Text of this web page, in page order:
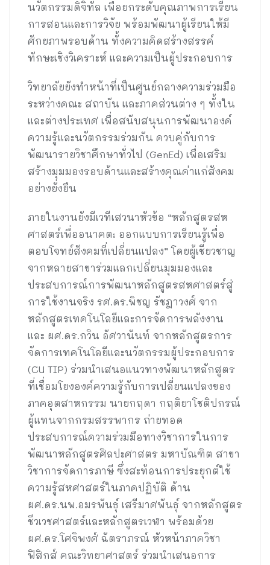
นวัตกรรมดิจิทัล เพื่อยกระดับคุณภาพการเรียน
การสอนและการวิจัย พร้อมพัฒนาผู้เรียนให้มี
ศักยภาพรอบด้าน ทั้งความคิดสร้างสรรค์
ทักษะเชิงวิเคราะห์ และความเป็นผู้ประกอบการ
วิทยาลัยยังทำหน้าที่เป็นศูนย์กลางความร่วมมือ
ระหว่างคณะ สถาบัน และภาคส่วนต่าง ๆ ทั้งใน
และต่างประเทศ เพื่อสนับสนุนการพัฒนาองค์
ความรู้และนวัตกรรมร่วมกัน ควบคู่กับการ
พัฒนารายวิชาศึกษาทั่วไป (GenEd) เพื่อเสริม
สร้างมุมมองรอบด้านและสร้างคุณค่าแก่สังคม
อย่างยั่งยืน
ภายในงานยังมีเวทีเสวนาหัวข้อ “หลักสูตรสห
ศาสตร์เพื่ออนาคต: ออกแบบการเรียนรู้เพื่อ
ตอบโจทย์สังคมที่เปลี่ยนแปลง” โดยผู้เชี่ยวชาญ
จากหลายสาขาร่วมแลกเปลี่ยนมุมมองและ
ประสบการณ์การพัฒนาหลักสูตรสหศาสตร์สู่
การใช้งานจริง รศ.ดร.พิชญ รัชฎาวงศ์ จาก
หลักสูตรเทคโนโลยีและการจัดการพลังงาน
และ ผศ.ดร.กวิน อัศวานันท์ จากหลักสูตรการ
จัดการเทคโนโลยีและนวัตกรรมผู้ประกอบการ
(CU TIP) ร่วมนำเสนอแนวทางพัฒนาหลักสูตร
ที่เชื่อมโยงองค์ความรู้กับการเปลี่ยนแปลงของ
ภาคอุตสาหกรรม นายกฤดา กฤติยาโชติปกรณ์
ผู้แทนจากกรมสรรพากร ถ่ายทอด
ประสบการณ์ความร่วมมือทางวิชาการในการ
พัฒนาหลักสูตรศิลปะศาสตร มหาบัณฑิต สาขา
วิชาการจัดการภาษี ซึ่งสะท้อนการประยุกต์ใช้
ความรู้สหศาสตร์ในภาคปฏิบัติ ด้าน
ผศ.ดร.นพ.อมรพันธุ์ เสรีมาศพันธุ์ จากหลักสูตร
ชีวเวชศาสตร์และหลักสูตรเวฬา พร้อมด้วย
ผศ.ดร.โศจิพงศ์ ฉัตราภรณ์ หัวหน้าภาควิชา
ฟิสิกส์ คณะวิทยาศาสตร์ ร่วมนำเสนอการ